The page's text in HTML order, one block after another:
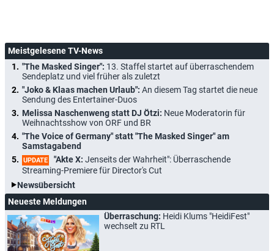
Meistgelesene TV-News
"The Masked Singer": 13. Staffel startet auf überraschendem
Sendeplatz und viel früher als zuletzt
"Joko & Klaas machen Urlaub": An diesem Tag startet die neue
Sendung des Entertainer-Duos
Melissa Naschenweng statt DJ Ötzi: Neue Moderatorin für
Weihnachtsshow von ORF und BR
"The Voice of Germany" statt "The Masked Singer" am
Samstagabend
UPDATE "Akte X: Jenseits der Wahrheit": Überraschende
Streaming-Premiere für Director's Cut
Newsübersicht
Neueste Meldungen
Überraschung: Heidi Klums "HeidiFest"
wechselt zu RTL